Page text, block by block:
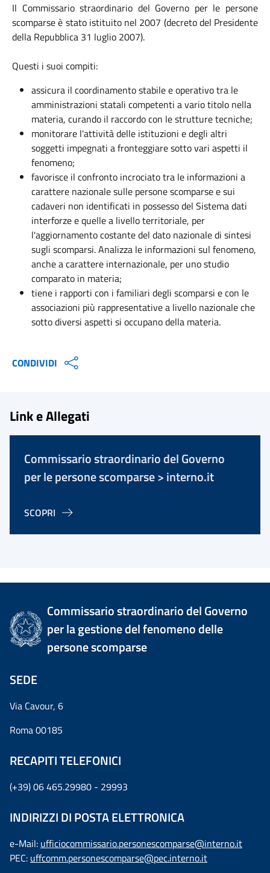
Il Commissario straordinario del Governo per le persone
scomparse è stato istituito nel 2007 (decreto del Presidente
della Repubblica 31 luglio 2007).
Questi i suoi compiti:
assicura il coordinamento stabile e operativo tra le
amministrazioni statali competenti a vario titolo nella
materia, curando il raccordo con le strutture tecniche;
monitorare l'attività delle istituzioni e degli altri
soggetti impegnati a fronteggiare sotto vari aspetti il ​​
fenomeno;
favorisce il confronto incrociato tra le informazioni a
carattere nazionale sulle persone scomparse e sui
cadaveri non identificati in possesso del Sistema dati
interforze e quelle a livello territoriale, per
l'aggiornamento costante del dato nazionale di sintesi
sugli scomparsi. Analizza le informazioni sul fenomeno,
anche a carattere internazionale, per uno studio
comparato in materia;
tiene i rapporti con i familiari degli scomparsi e con le
associazioni più rappresentative a livello nazionale che
sotto diversi aspetti si occupano della materia.
CONDIVIDI
Link e Allegati
Commissario straordinario del Governo
per le persone scomparse > interno.it
SCOPRI
Commissario straordinario del Governo
per la gestione del fenomeno delle
persone scomparse
SEDE
Via Cavour, 6
Roma 00185
RECAPITI TELEFONICI
(+39) 06 465.29980 - 29993
INDIRIZZI DI POSTA ELETTRONICA
e-Mail: ufficiocommissario.personescomparse@interno.it
PEC: uffcomm.personescomparse@pec.interno.it